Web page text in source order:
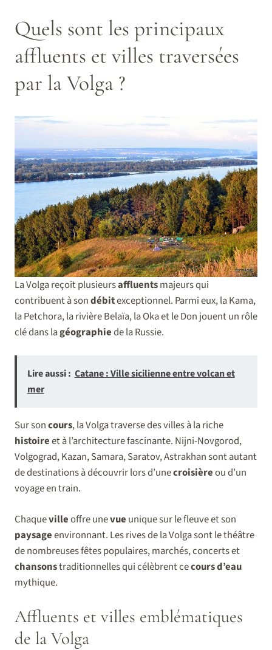
Quels sont les principaux
affluents et villes traversées
par la Volga ?
La Volga reçoit plusieursaffluentsmajeurs qui
contribuent à sondébitexceptionnel. Parmi eux, la Kama,
la Petchora, la rivière Belaïa, la Oka et le Don jouent un rôle
clé dans lagéographiede la Russie.
Lire aussi : Catane : Ville sicilienne entre volcan et
mer
Sur soncours, la Volga traverse des villes à la riche
histoireet à l’architecture fascinante. Nijni-Novgorod,
Volgograd, Kazan, Samara, Saratov, Astrakhan sont autant
de destinations à découvrir lors d’unecroisièreou d’un
voyage en train.
Chaquevilleoffre unevue unique sur le fleuve et son
paysageenvironnant. Les rives de la Volga sont le théâtre
de nombreuses fêtes populaires, marchés, concerts et
chansonstraditionnelles qui célèbrent cecours d’eau
mythique.
Affluents et villes emblématiques
de la Volga